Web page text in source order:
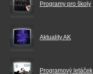
Programy pro školy
Aktuality AK
Programový letáček